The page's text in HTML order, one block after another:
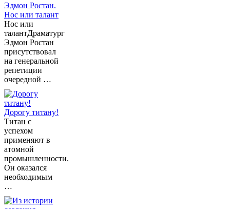
Эдмон Ростан.
Нос или талант
Нос или
талантДраматург
Эдмон Ростан
присутствовал
на генеральной
репетиции
очередной …
Дорогу титану!
Титан с
успехом
применяют в
атомной
промышленности.
Он оказался
необходимым
…